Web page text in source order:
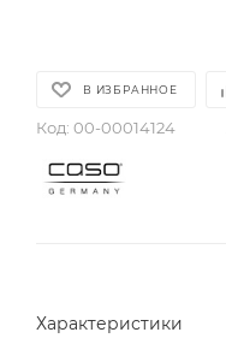
В ИЗБРАННОЕ
Код: 00-00014124
Характеристики